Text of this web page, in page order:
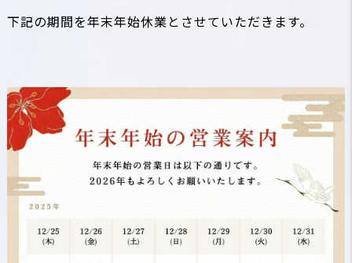
下記の期間を年末年始休業とさせていただきます。